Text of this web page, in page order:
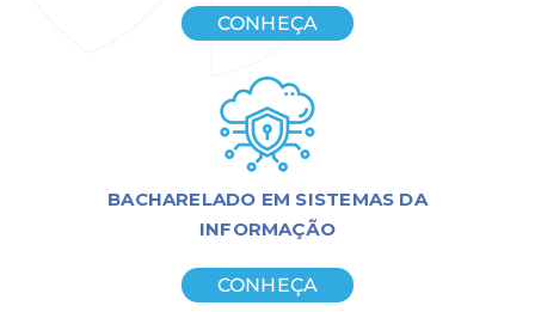
CONHEÇA
BACHARELADO EM SISTEMAS DA
INFORMAÇÃO
CONHEÇA